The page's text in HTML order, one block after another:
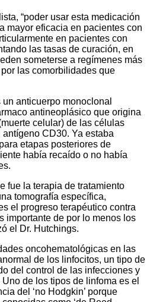
“poder usar esta medicación
mayor eficacia en pacientes con
en pacientes con
las tasas de curación, en
someterse a regímenes más
las comorbilidades que
anticuerpo monoclonal
antineoplásico que origina
celular) de las células
CD30. Ya estaba
etapas posteriores de
había recaído o no había
fue la terapia de tratamiento
tomografía específica,
el progreso terapéutico contra
importante de por lo menos los
el Dr. Hutchings.
oncohematológicas en las
de los linfocitos, un tipo de
del control de las infecciones y
de los tipos de linfoma es el
del ‘no Hodgkin’ porque